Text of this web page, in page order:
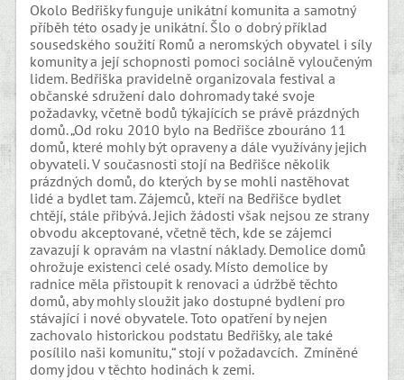
Okolo Bedřišky funguje unikátní komunita a samotný
příběh této osady je unikátní. Šlo o dobrý příklad
sousedského soužití Romů a neromských obyvatel i síly
komunity a její schopnosti pomoci sociálně vyloučeným
lidem. Bedřiška pravidelně organizovala festival a
občanské sdružení dalo dohromady také svoje
požadavky, včetně bodů týkajících se právě prázdných
domů. „Od roku 2010 bylo na Bedřišce zbouráno 11
domů, které mohly být opraveny a dále využívány jejich
obyvateli. V současnosti stojí na Bedřišce několik
prázdných domů, do kterých by se mohli nastěhovat
lidé a bydlet tam. Zájemců, kteří na Bedřišce bydlet
chtějí, stále přibývá. Jejich žádosti však nejsou ze strany
obvodu akceptované, včetně těch, kde se zájemci
zavazují k opravám na vlastní náklady. Demolice domů
ohrožuje existenci celé osady. Místo demolice by
radnice měla přistoupit k renovaci a údržbě těchto
domů, aby mohly sloužit jako dostupné bydlení pro
stávající i nové obyvatele. Toto opatření by nejen
zachovalo historickou podstatu Bedřišky, ale také
posílilo naši komunitu,“ stojí v požadavcích. Zmíněné
domy jdou v těchto hodinách k zemi.